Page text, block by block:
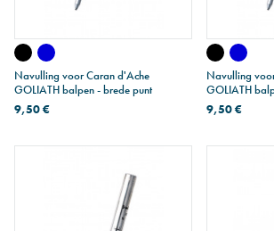
Navulling voor Caran d'Ache
GOLIATH balpen - brede punt
9,50 €
Navulling
GOLIATH
9,50 €